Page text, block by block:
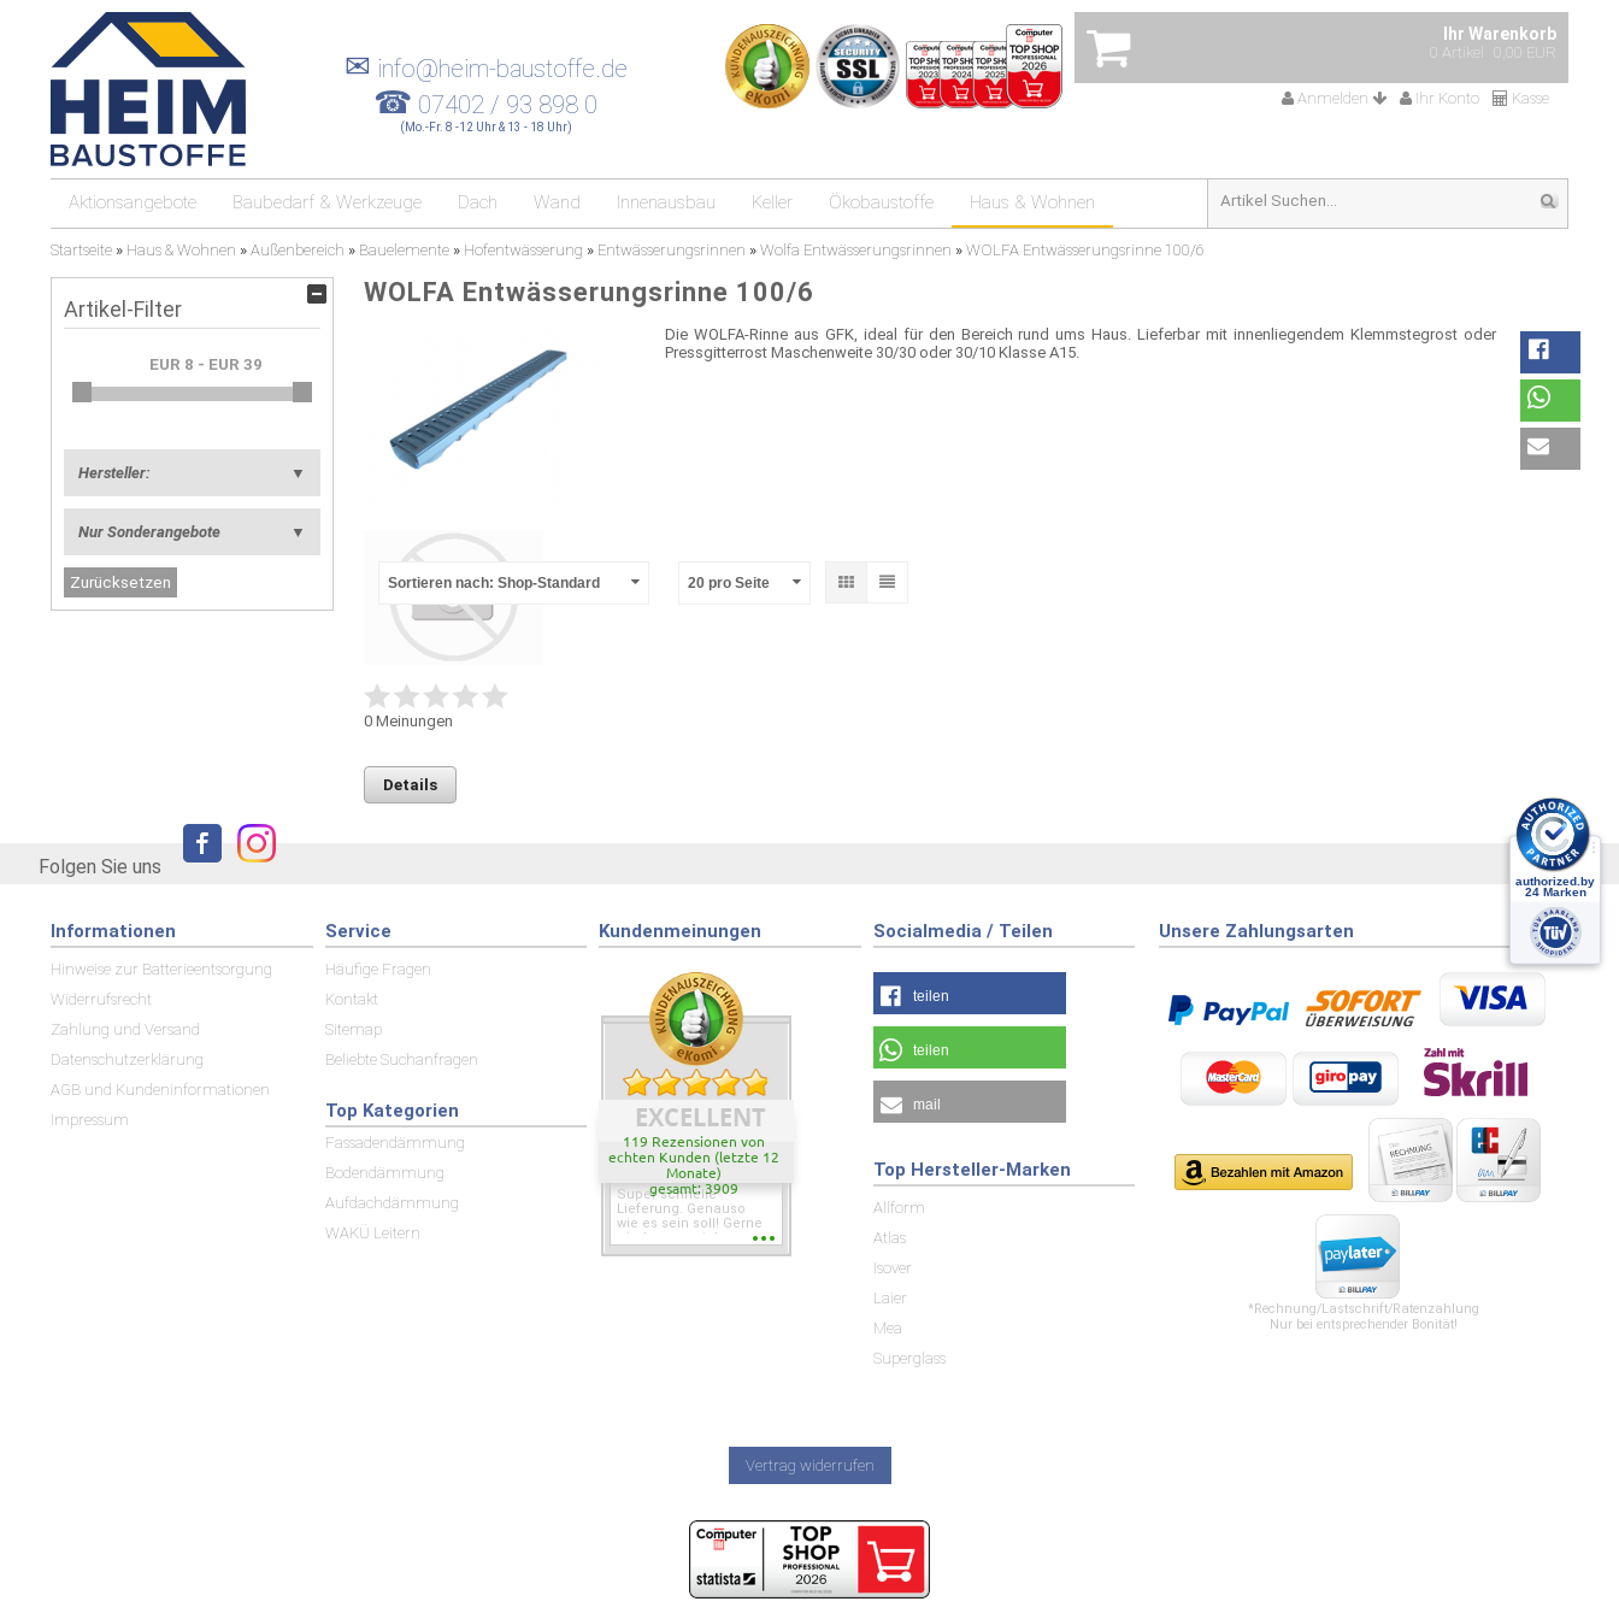
Ihr Warenkorb
0 Artikel 0,00 EUR
Anmelden Ihr Konto Kasse
✉ info@heim-baustoffe.de
☎ 07402 / 93 898 0
(Mo.-Fr. 8 -12 Uhr & 13 - 18 Uhr)
Aktionsangebote Baubedarf & Werkzeuge Dach Wand Innenausbau Keller Ökobaustoffe Haus & Wohnen
Startseite » Haus & Wohnen » Außenbereich » Bauelemente » Hofentwässerung » Entwässerungsrinnen » Wolfa Entwässerungsrinnen » WOLFA Entwässerungsrinne 100/6
WOLFA Entwässerungsrinne 100/6
Die WOLFA-Rinne aus GFK, ideal für den Bereich rund ums Haus. Lieferbar mit innenliegendem Klemmstegrost oder
Pressgitterrost Maschenweite 30/30 oder 30/10 Klasse A15.
Sortieren nach: Shop-Standard 20 pro Seite
0 Meinungen
Details
Artikel-Filter
Hersteller: ▼
Nur Sonderangebote ▼
Folgen Sie uns
Informationen
Hinweise zur Batterieentsorgung
Widerrufsrecht
Zahlung und Versand
Datenschutzerklärung
AGB und Kundeninformationen
Impressum
Service
Häufige Fragen
Kontakt
Sitemap
Beliebte Suchanfragen
Top Kategorien
Fassadendämmung
Bodendämmung
Aufdachdämmung
WAKÜ Leitern
Kundenmeinungen
EXCELLENT
119 Rezensionen von
echten Kunden (letzte 12
Monate)
gesamt: 3909
Super schnelle
Lieferung. Genauso
wie es sein soll! Gerne
wieder wenn ich was
Socialmedia / Teilen
teilen
teilen
mail
Unsere Zahlungsarten
*Rechnung/Lastschrift/Ratenzahlung
Nur bei entsprechender Bonität!
Top Hersteller-Marken
Allform
Atlas
Isover
Laier
Mea
Superglass
Vertrag widerrufen